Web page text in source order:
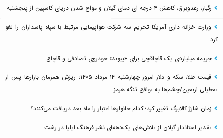
رگبار، رعدوبرق، کاهش ۴ درجه ای دمای گیلان و مواج شدن دریای کاسپین از پنجشنبه
وزارت خزانه داری آمریکا تحریم سه شرکت هواپیمایی مرتبط با سپاه پاسداران را لغو
کرد
جریمه میلیاردی یک قاچاقچی برای «پیوند» خودروی تصادفی و قاچاق
قیمت طلا، سکه و دلار امروز چهارشنبه ۱۴ مرداد ۱۴۰۵؛ ریزش همزمان بازارها پس از
تعطیلی اربعین/چشم‌ها به توافق تنگه هرمز
زمان شارژ کالابرگ تغییر کرد؛ کدام خانوارها اعتبار را ماه بعد دریافت می‌کنند؟
تقدیر استاندار گیلان از تلاش‌های یک‌دهه‌ای نشر فرهنگ ایلیا در رشت